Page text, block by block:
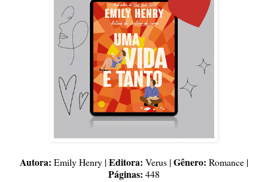
Autora: Emily Henry | Editora: Verus | Gênero: Romance |
Páginas: 448